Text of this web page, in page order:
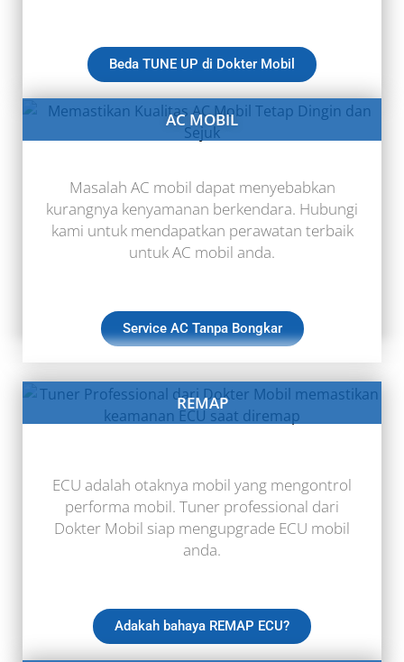
Beda TUNE UP di Dokter Mobil
AC MOBIL
Masalah AC mobil dapat menyebabkan
kurangnya kenyamanan berkendara. Hubungi
kami untuk mendapatkan perawatan terbaik
untuk AC mobil anda.
Service AC Tanpa Bongkar
REMAP
ECU adalah otaknya mobil yang mengontrol
performa mobil. Tuner professional dari
Dokter Mobil siap mengupgrade ECU mobil
anda.
Adakah bahaya REMAP ECU?